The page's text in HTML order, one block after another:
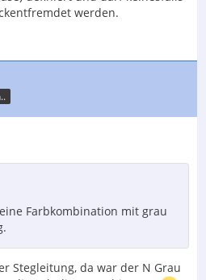
werden.
Farbkombination mit grau
Stegleitung, da war der N Grau